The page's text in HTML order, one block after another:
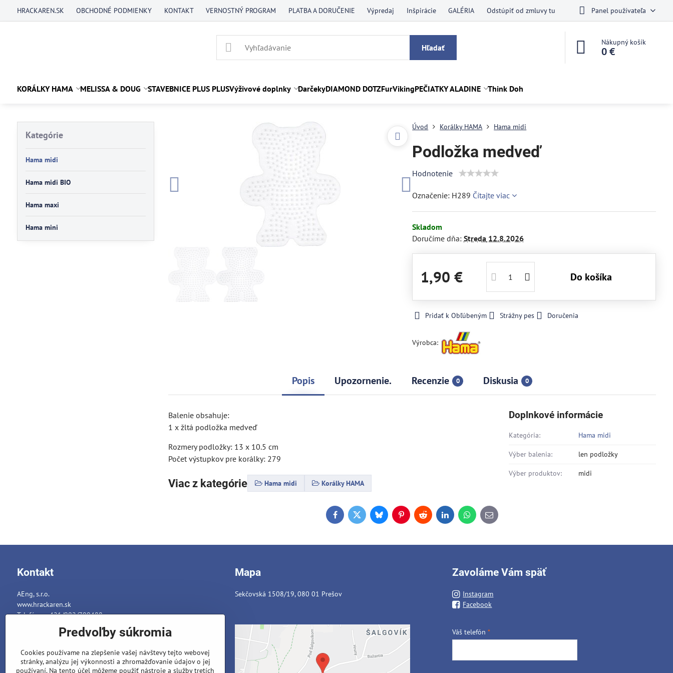
HRACKAREN.SK OBCHODNÉ PODMIENKY KONTAKT VERNOSTNÝ PROGRAM PLATBA A DORUČENIE Výpredaj Inšpirácie GALÉRIA Odstúpiť od zmluvy tu Panel používateľa
Hľadať
Nákupný košík
0 €
KORÁLKY HAMA MELISSA & DOUG STAVEBNICE PLUS PLUSVýživové doplnky DarčekyDIAMOND DOTZFurVikingPEČIATKY ALADINE Think Doh
Úvod Korálky HAMA Hama midi
Podložka medveď
Hodnotenie
Označenie: H289 Čítajte viac
Skladom
Doručíme dňa:Streda 12.8.2026
1,90 € Do košíka
Pridať k Obľúbeným Strážny pes Doručenia
Výrobca:
Popis Upozornenie. Recenzie 0 Diskusia 0
Balenie obsahuje:
1 x žltá podložka medveď
Rozmery podložky: 13 x 10.5 cm
Počet výstupkov pre korálky: 279
Viac z kategórie Hama midi Korálky HAMA
Doplnkové informácie
Kategória: Hama midi
Výber balenia: len podložky
Výber produktov: midi
FacebookTwitterBlueskyPinterestRedditLinkedInWhatsApp
E-
mail
Kategórie
Hama midi
Hama midi BIO
Hama maxi
Hama mini
Kontakt
AEng, s.r.o.
www.hrackaren.sk
Telefón: ++421/902/799488
info@hrackaren.sk
Ochrana osobných údajov
Reklamačný poriadok
Mapa
Sekčovská 1508/19, 080 01 Prešov
Zavoláme Vám späť
Instagram
Facebook
Váš telefón*
Predvoľby súkromia
Cookies používame na zlepšenie vašej návštevy tejto webovej
stránky, analýzu jej výkonnosti a zhromažďovanie údajov o jej
používaní. Na tento účel môžeme použiť nástroje a služby tretích